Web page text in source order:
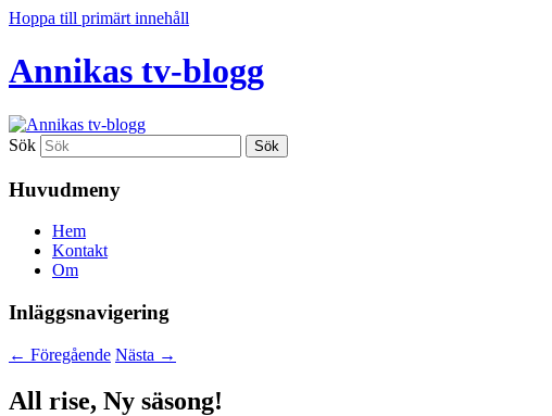
Hoppa till primärt innehåll
Annikas tv-blogg
Sök
Huvudmeny
Hem
Kontakt
Om
Inläggsnavigering
← Föregående Nästa →
All rise, Ny säsong!